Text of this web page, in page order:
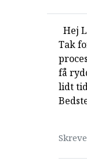
Hej
Tak
få
lidt